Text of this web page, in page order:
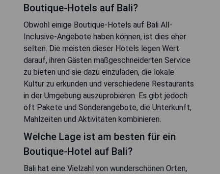
Boutique-Hotels auf Bali?
Obwohl einige Boutique-Hotels auf Bali All-
Inclusive-Angebote haben können, ist dies eher
selten. Die meisten dieser Hotels legen Wert
darauf, ihren Gästen maßgeschneiderten Service
zu bieten und sie dazu einzuladen, die lokale
Kultur zu erkunden und verschiedene Restaurants
in der Umgebung auszuprobieren. Es gibt jedoch
oft Pakete und Sonderangebote, die Unterkunft,
Mahlzeiten und Aktivitäten kombinieren.
Welche Lage ist am besten für ein
Boutique-Hotel auf Bali?
Bali hat eine Vielzahl von wunderschönen Orten,